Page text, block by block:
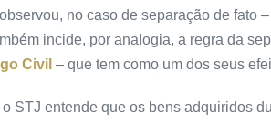
no caso de separação de fato
incide, por analogia, a regra da
Civil – que tem como um dos seus
STJ entende que os bens adquiridos